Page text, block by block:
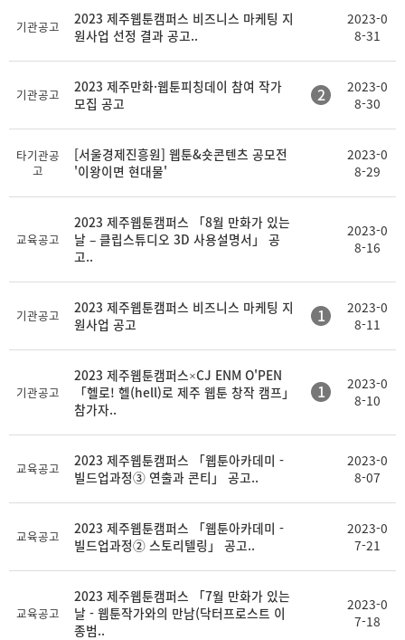
기관공고
2023 제주웹툰캠퍼스 비즈니스 마케팅 지
원사업 선정 결과 공고..
2023-0
8-31
기관공고
2023 제주만화·웹툰피칭데이 참여 작가
모집 공고
2
2023-0
8-30
타기관공
고
[서울경제진흥원] 웹툰&숏콘텐츠 공모전
'이왕이면 현대물'
2023-0
8-29
교육공고
2023 제주웹툰캠퍼스 「8월 만화가 있는
날 – 클립스튜디오 3D 사용설명서」 공
고..
2023-0
8-16
기관공고
2023 제주웹툰캠퍼스 비즈니스 마케팅 지
원사업 공고
1
2023-0
8-11
기관공고
2023 제주웹툰캠퍼스×CJ ENM O'PEN
「헬로! 헬(hell)로 제주 웹툰 창작 캠프」
참가자..
1
2023-0
8-10
교육공고
2023 제주웹툰캠퍼스 「웹툰아카데미 -
빌드업과정③ 연출과 콘티」 공고..
2023-0
8-07
교육공고
2023 제주웹툰캠퍼스 「웹툰아카데미 -
빌드업과정② 스토리텔링」 공고..
2023-0
7-21
교육공고
2023 제주웹툰캠퍼스 「7월 만화가 있는
날 - 웹툰작가와의 만남(닥터프로스트 이
종범..
2023-0
7-18